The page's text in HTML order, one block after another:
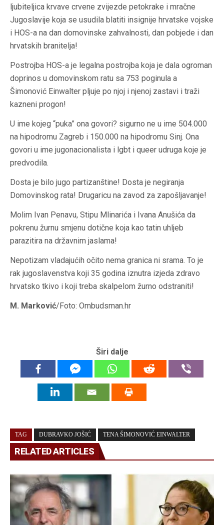
ljubiteljica krvave crvene zvijezde petokrake i mračne
Jugoslavije koja se usudila blatiti insignije hrvatske vojske
i HOS-a na dan domovinske zahvalnosti, dan pobjede i dan
hrvatskih branitelja!
Postrojba HOS-a je legalna postrojba koja je dala ogroman
doprinos u domovinskom ratu sa 753 poginula a
Šimonović Einwalter pljuje po njoj i njenoj zastavi i traži
kazneni progon!
U ime kojeg “puka” ona govori? sigurno ne u ime 504.000
na hipodromu Zagreb i 150.000 na hipodromu Sinj. Ona
govori u ime jugonacionalista i lgbt i queer udruga koje je
predvodila.
Dosta je bilo jugo partizanštine! Dosta je negiranja
Domovinskog rata! Drugaricu na zavod za zapošljavanje!
Molim Ivan Penavu, Stipu Mlinarića i Ivana Anušića da
pokrenu žurnu smjenu dotične koja kao tatin uhljeb
parazitira na državnim jaslama!
Nepotizam vladajućih očito nema granica ni srama. To je
rak jugoslavenstva koji 35 godina iznutra izjeda zdravo
hrvatsko tkivo i koji treba skalpelom žurno odstraniti!
M. Marković/Foto: Ombudsman.hr
Širi dalje
TAG DUBRAVKO JOŠIĆ TENA ŠIMONOVIĆ EINWALTER
RELATED ARTICLES